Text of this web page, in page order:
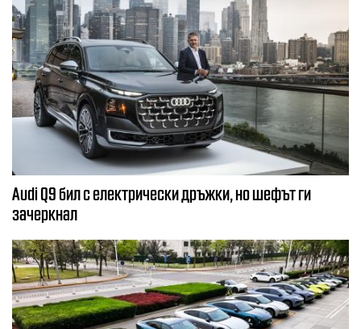
Audi Q9 бил с електрически дръжки, но шефът ги
зачеркнал